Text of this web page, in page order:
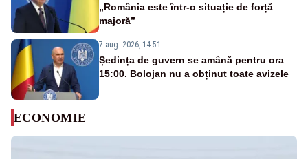
„România este într-o situație de forță
majoră”
7 aug. 2026, 14:51
Ședința de guvern se amână pentru ora
15:00. Bolojan nu a obținut toate avizele
ECONOMIE